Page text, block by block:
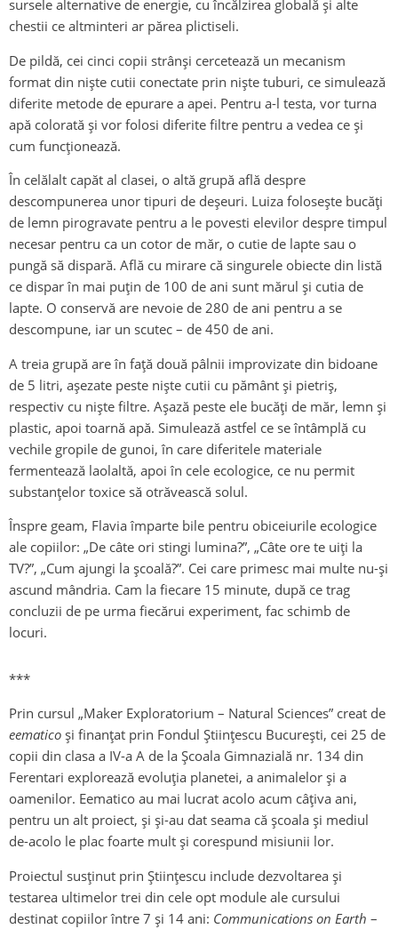
sursele alternative de energie, cu încălzirea globală și alte
chestii ce altminteri ar părea plictiseli.
De pildă, cei cinci copii strânși cercetează un mecanism
format din niște cutii conectate prin niște tuburi, ce simulează
diferite metode de epurare a apei. Pentru a-l testa, vor turna
apă colorată și vor folosi diferite filtre pentru a vedea ce și
cum funcționează.
În celălalt capăt al clasei, o altă grupă află despre
descompunerea unor tipuri de deșeuri. Luiza folosește bucăți
de lemn pirogravate pentru a le povesti elevilor despre timpul
necesar pentru ca un cotor de măr, o cutie de lapte sau o
pungă să dispară. Află cu mirare că singurele obiecte din listă
ce dispar în mai puțin de 100 de ani sunt mărul și cutia de
lapte. O conservă are nevoie de 280 de ani pentru a se
descompune, iar un scutec – de 450 de ani.
A treia grupă are în față două pâlnii improvizate din bidoane
de 5 litri, așezate peste niște cutii cu pământ și pietriș,
respectiv cu niște filtre. Așază peste ele bucăți de măr, lemn și
plastic, apoi toarnă apă. Simulează astfel ce se întâmplă cu
vechile gropile de gunoi, în care diferitele materiale
fermentează laolaltă, apoi în cele ecologice, ce nu permit
substanțelor toxice să otrăvească solul.
Înspre geam, Flavia împarte bile pentru obiceiurile ecologice
ale copiilor: „De câte ori stingi lumina?”, „Câte ore te uiți la
TV?”, „Cum ajungi la școală?”. Cei care primesc mai multe nu-și
ascund mândria. Cam la fiecare 15 minute, după ce trag
concluzii de pe urma fiecărui experiment, fac schimb de
locuri.
***
Prin cursul „Maker Exploratorium – Natural Sciences” creat de
eematico și finanțat prin Fondul Științescu București, cei 25 de
copii din clasa a IV-a A de la Școala Gimnazială nr. 134 din
Ferentari explorează evoluția planetei, a animalelor și a
oamenilor. Eematico au mai lucrat acolo acum câțiva ani,
pentru un alt proiect, și și-au dat seama că școala și mediul
de-acolo le plac foarte mult și corespund misiunii lor.
Proiectul susținut prin Științescu include dezvoltarea și
testarea ultimelor trei din cele opt module ale cursului
destinat copiilor între 7 și 14 ani: Communications on Earth –